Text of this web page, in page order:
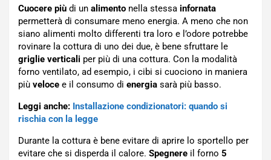
Cuocere più di un alimento nella stessa infornata
permetterà di consumare meno energia. A meno che non
siano alimenti molto differenti tra loro e l’odore potrebbe
rovinare la cottura di uno dei due, è bene sfruttare le
griglie verticali per più di una cottura. Con la modalità
forno ventilato, ad esempio, i cibi si cuociono in maniera
più veloce e il consumo di energia sarà più basso.
Leggi anche: Installazione condizionatori: quando si
rischia con la legge
Durante la cottura è bene evitare di aprire lo sportello per
evitare che si disperda il calore. Spegnere il forno 5